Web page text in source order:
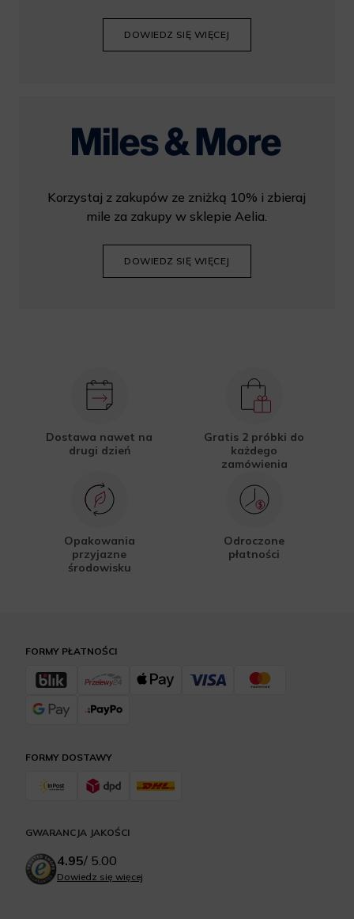
DOWIEDZ SIĘ WIĘCEJ
Korzystaj z zakupów ze zniżką 10% i zbieraj
mile za zakupy w sklepie Aelia.
DOWIEDZ SIĘ WIĘCEJ
Dostawa nawet na
drugi dzień
Gratis 2 próbki do
każdego
zamówienia
Opakowania
przyjazne
środowisku
Odroczone
płatności
FORMY DOSTAWY
FORMY PŁATNOŚCI
GWARANCJA JAKOŚCI
4.95/ 5.00
Dowiedz się więcej